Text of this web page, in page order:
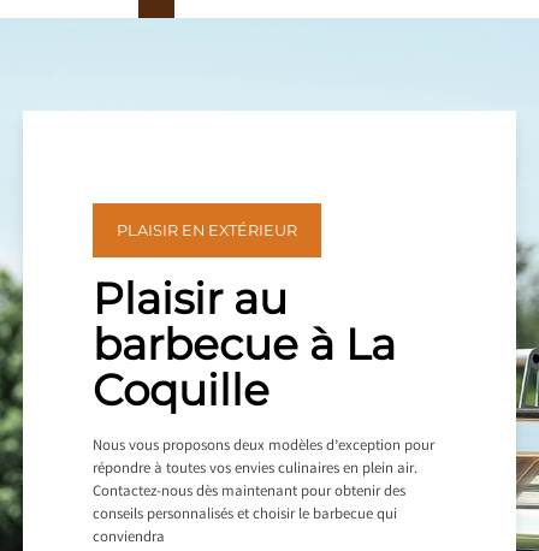
PLAISIR EN EXTÉRIEUR
Plaisir au
barbecue à La
Coquille
Nous vous proposons deux modèles d’exception pour
répondre à toutes vos envies culinaires en plein air.
Contactez-nous dès maintenant pour obtenir des
conseils personnalisés et choisir le barbecue qui
conviendra